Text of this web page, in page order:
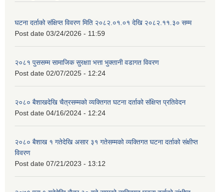
घटना दर्ताको संक्षिप्त विवरण मिति २०८२.०१.०१ देखि २०८२.११.३० सम्म
Post date 03/24/2026 - 11:59
२०८१ पुससम्म सामाजिक सुरक्षाा भत्ता भुक्तानी वडागत विवरण
Post date 02/07/2025 - 12:24
२०८० बैशाखदेखि चैत्रसम्मको व्यक्तिगत घटना दर्ताको संक्षिप्त प्रतिवेदन
Post date 04/16/2024 - 12:24
२०८० बैशाख १ गतेदेखि असार ३१ गतेसम्मको व्यक्तिगत घटना दर्ताको संक्षीप्त
विवरण
Post date 07/21/2023 - 13:12